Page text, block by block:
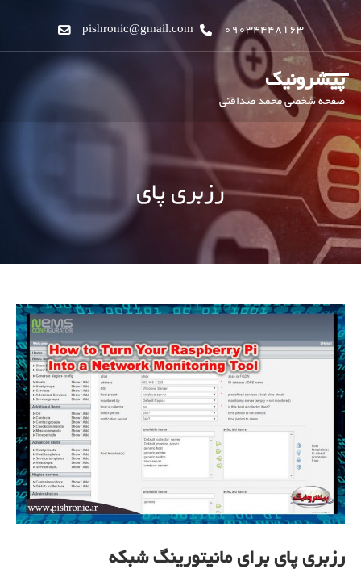
09034448163
pishronic@gmail.com
پیشرونیک
صفحه شخصی محمد صداقتی
رزبری پای
رزبری پای برای مانیتورینگ شبکه